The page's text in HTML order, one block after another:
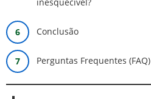
Conclusão
Perguntas Frequentes (FAQ)